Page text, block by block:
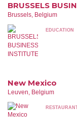
BRUSSELS
Brussels, Belgium
EDUCATION
New Mexico
Leuven, Belgium